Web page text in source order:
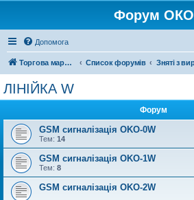
Форум ОКО
Допомога
Торгова марка ОКО Список форумів
ЛІНІЙКА W
Форум
GSM сигналізація OKO-0W
Тем: 14
GSM сигналізація OKO-1W
Тем: 8
GSM сигналізація OKO-2W